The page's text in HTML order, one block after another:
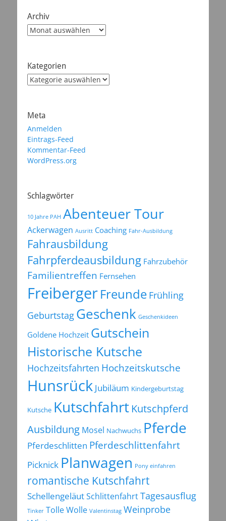
Archiv
Archiv
Kategorien
Kategorien
Meta
Anmelden
Eintrags-Feed
Kommentar-Feed
WordPress.org
Schlagwörter
10 Jahre PAH Abenteuer Tour
Ackerwagen Ausritt Coaching Fahr-Ausbildung
Fahrausbildung
Fahrpferdeausbildung Fahrzubehör
Familientreffen Fernsehen
FreibergerFreunde Frühling
Geburtstag Geschenk Geschenkideen
Goldene Hochzeit Gutschein
Historische Kutsche
Hochzeitsfahrten Hochzeitskutsche
Hunsrück Jubiläum Kindergeburtstag
Kutsche Kutschfahrt Kutschpferd
Ausbildung Mosel Nachwuchs Pferde
Pferdeschlitten Pferdeschlittenfahrt
Picknick Planwagen Pony einfahren
romantische Kutschfahrt
SchellengeläutSchlittenfahrtTagesausflug
Tinker Tolle Wolle Valentinstag Weinprobe